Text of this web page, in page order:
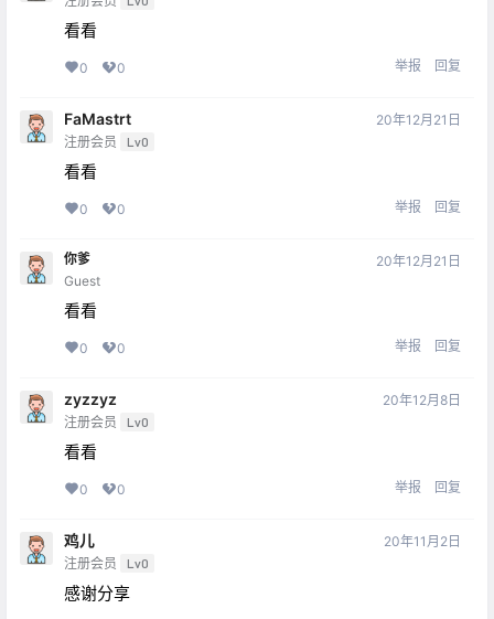
看看
0 0 举报 回复
FaMastrt
注册会员 Lv0
20年12月21日
看看
0 0 举报 回复
你爹
Guest
20年12月21日
看看
0 0 举报 回复
zyzzyz
注册会员 Lv0
20年12月8日
看看
0 0 举报 回复
鸡儿
注册会员 Lv0
20年11月2日
感谢分享